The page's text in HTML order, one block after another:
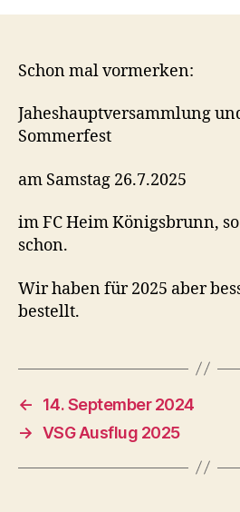
Schon mal vormerken:
Jaheshauptversammlung
Sommerfest
am Samstag 26.7.2025
im FC Heim Königsbrunn,
schon.
Wir haben für 2025 aber
bestellt.
←
14. September 2024
→ VSG Ausflug 2025